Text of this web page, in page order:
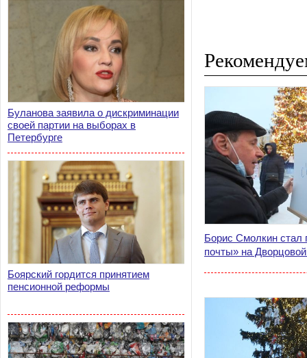
Буланова заявила о дискриминации
своей партии на выборах в
Петербурге
Боярский гордится принятием
пенсионной реформы
Борис Смолкин стал
почты» на